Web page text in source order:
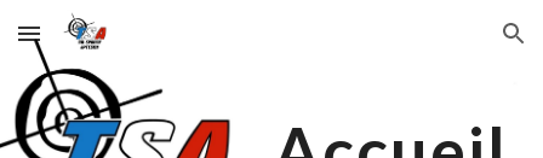
Skip to main content Skip to navigation